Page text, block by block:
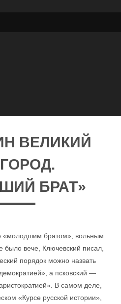
ВЕЛИКИЙ
БРАТ»
«молодшим братом», вольным
было вече, Ключевский писал,
порядок можно назвать
а псковский —
В самом деле,
«Курсе русской истории»,